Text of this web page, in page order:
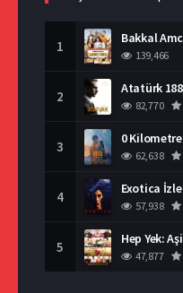
1 Bakkal
139,466
2 Atatürk
82,770
3 0
62,638
4 Exotica İzle
57,938
5 Hep Yek:
47,877